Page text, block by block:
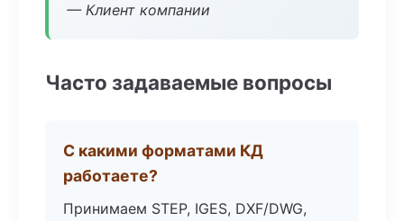
— Клиент компании
Часто задаваемые вопросы
С какими форматами КД
работаете?
Принимаем STEP, IGES, DXF/DWG,